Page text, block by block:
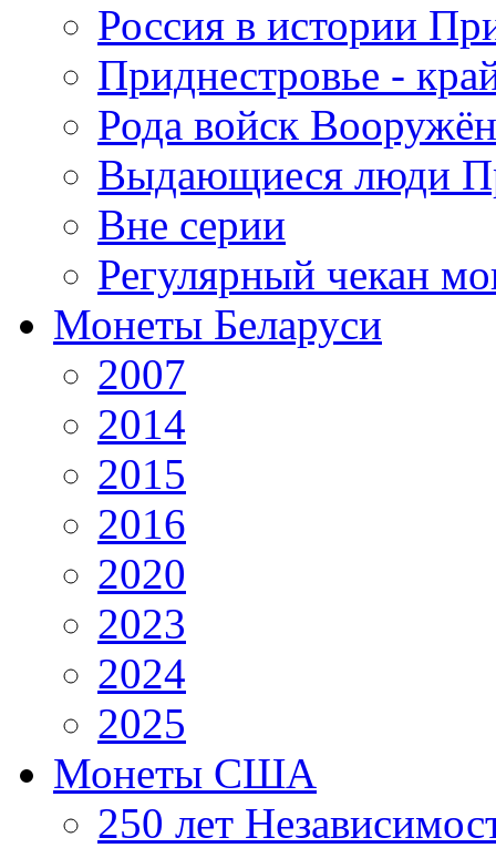
Россия в истории
Приднестровье -
Рода войск
Выдающиеся люди
Вне серии
Регулярный чекан
Монеты Беларуси
2007
2014
2015
2016
2020
2023
2024
2025
Монеты США
250 лет